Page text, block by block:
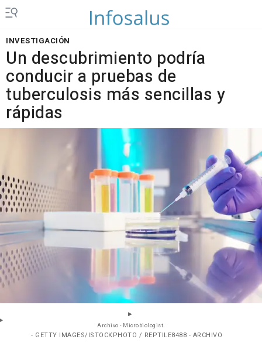
INVESTIGACIÓN
Un descubrimiento podría
conducir a pruebas de
tuberculosis más sencillas y
rápidas
Archivo - Microbiologist.
- GETTY IMAGES/ISTOCKPHOTO / REPTILE8488 - ARCHIVO